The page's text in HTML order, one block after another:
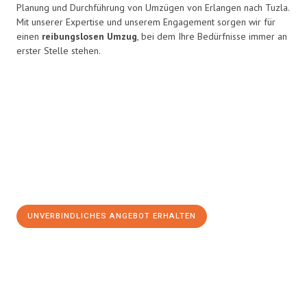
Planung und Durchführung von Umzügen von Erlangen nach Tuzla.
Mit unserer Expertise und unserem Engagement sorgen wir für
einen reibungslosen Umzug, bei dem Ihre Bedürfnisse immer an
erster Stelle stehen.
UNVERBINDLICHES ANGEBOT ERHALTEN